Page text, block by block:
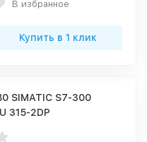
В избранное
Купить в 1 клик
SIMATIC S7-300
315-2DP